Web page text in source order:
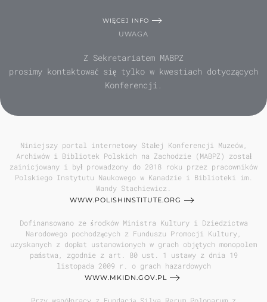
WIĘCEJ INFO
UWAGA
Z Sekretariatem MABPZ
prosimy kontaktować się tylko w kwestiach dotyczących
Konferencji.
Niniejszy portal internetowy Stałej Konferencji Muzeów,
Archiwów i Bibliotek Polskich na Zachodzie (MABPZ) został
zainicjowany i był prowadzony do 2018 roku przez pracowników
Polskiego Instytutu Naukowego w Kanadzie i Biblioteki im.
Wandy Stachiewicz.
WWW.POLISHINSTITUTE.ORG
Dofinansowano ze środków Ministra Kultury i Dziedzictwa
Narodowego pochodzących z Funduszu Promocji Kultury,
uzyskanych z dopłat ustanowionych w grach objętych monopolem
państwa, zgodnie z art. 80 ust. 1 ustawy z dnia 19
listopada 2009 r. o grach hazardowych
WWW.MKIDN.GOV.PL
Przy współpracy z Fundacją Silva Rerum Polonarum z